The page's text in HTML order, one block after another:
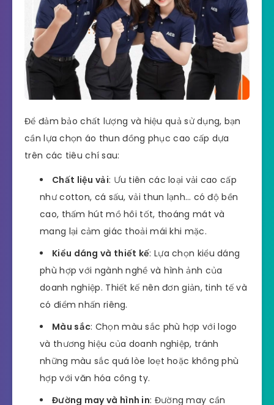
Để đảm bảo chất lượng và hiệu quả sử dụng, bạn
cần lựa chọn áo thun đồng phục cao cấp dựa
trên các tiêu chí sau:
Chất liệu vải: Ưu tiên các loại vải cao cấp
như cotton, cá sấu, vải thun lạnh… có độ bền
cao, thấm hút mồ hôi tốt, thoáng mát và
mang lại cảm giác thoải mái khi mặc.
Kiểu dáng và thiết kế: Lựa chọn kiểu dáng
phù hợp với ngành nghề và hình ảnh của
doanh nghiệp. Thiết kế nên đơn giản, tinh tế và
có điểm nhấn riêng.
Màu sắc: Chọn màu sắc phù hợp với logo
và thương hiệu của doanh nghiệp, tránh
những màu sắc quá lòe loẹt hoặc không phù
hợp với văn hóa công ty.
Đường may và hình in: Đường may cần